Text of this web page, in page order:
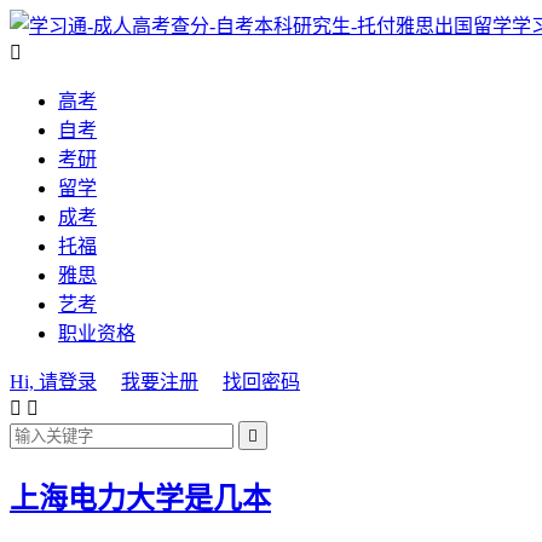
学

高考
自考
考研
留学
成考
托福
雅思
艺考
职业资格
Hi, 请登录 我要注册
找回密码
 

上海电力大学是几本